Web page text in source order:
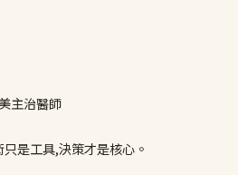
主治醫師
是工具,決策才是核心。